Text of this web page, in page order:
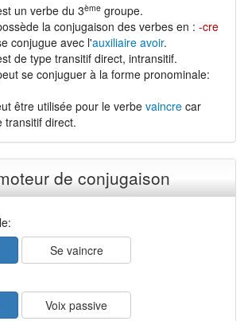
un verbe du 3ème groupe.
la conjugaison des verbes en : -cre
conjugue avec l'auxiliaire avoir.
de type transitif direct, intransitif.
se conjuguer à la forme pronominale:
être utilisée pour le verbe vaincre car
transitif direct.
de conjugaison
Se vaincre
Voix passive